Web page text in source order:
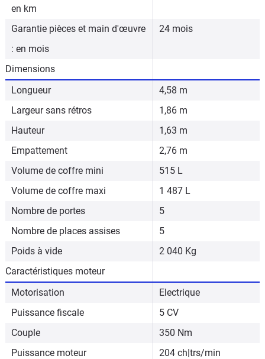
en km
Garantie pièces et main d'œuvre
: en mois
24 mois
Dimensions
Longueur
4,58 m
Largeur sans rétros
1,86 m
Hauteur
1,63 m
Empattement
2,76 m
Volume de coffre mini
515 L
Volume de coffre maxi
1 487 L
Nombre de portes
5
Nombre de places assises
5
Poids à vide
2 040 Kg
Caractéristiques moteur
Motorisation
Electrique
Puissance fiscale
5 CV
Couple
350 Nm
Puissance moteur
204 ch|trs/min